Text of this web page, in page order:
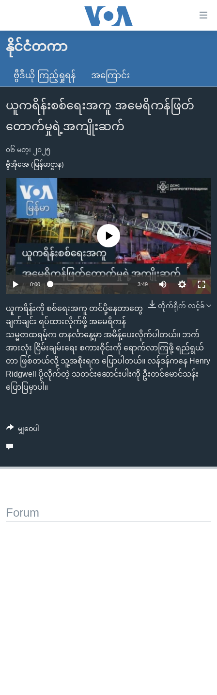
လွယ်ကူ
စေ
သည့်
များ
ပင်မ
သို့
ကျော်
ရန်
ပင်မ
အ
ညွန်း
စာမျက်နှာ
သို့
ကျော်
ကြည့်
ရှာဖွေ
ရန်
နေရာ
သို့
ကျော်
ရန်
မူလစာမျက်နှာ
မြန်မာ
ကမ္ဘာ့သတင်းများ
နိုင်ငံတကာ
အမေရိကန်
အစ္စရေး-ပါလက်စတိုင်း
ဗွီဒီယို
သတင်းလွတ်လပ်ခွင့်
ရပ်ဝန်းတခု လမ်းတခု အလွန်
အင်္ဂလိပ်စာလေ့လာမယ်
မကြေးမုံရဲ့ အင်္ဂလိပ်စာ
ရုပ်ရှင်ထဲက အင်္ဂလိပ်စာ
သုတပဒေသာ အင်္ဂလိပ်စာ
ရေဒီယို
ရေဒီယိုနှင့်ရုပ်သံ အချက်အလက်များ
ရေဒီယို/တီဗွီအစီအစဉ်
Learning English
ဗွီအိုအေ လူမှုကွန်ယက်များ
ဘာသာစကားများ
နိုင်ငံတကာ
ဗွီဒီယို ကြည့်ရှုရန် အကြောင်း
ယူကရိန်းစစ်ရေးအကူ အမေရိကန်ဖြတ်
တောက်မှုရဲ့အကျိုးဆက်
၀၆ မတ္၊ ၂၀၂၅
ဗွီအိုအေ (မြန်မာဌာန)
Auto 240p 360p 480p
720p 1080p
No media source currently available
0:00 3:49 Auto
240p
480p
720p
1080p
တိုက်ရိုက် လင့်ခ်
ယူကရိန်းကို စစ်ရေးအကူ တင်ပို့နေတာတွေ
ချက်ချင်း ရပ်ထားလိုက်ဖို့ အမေရိကန်
သမ္မတထရမ့်က တနင်္လာနေ့မှာ အမိန့်ပေးလိုက်ပါတယ်။ ဘက်
အားလုံး ငြိမ်းချမ်းရေး စကားဝိုင်းကို ရောက်လာကြဖို့ ရည်ရွယ်
တာ ဖြစ်တယ်လို့ သူ့အစိုးရက ပြောပါတယ်။ လန်ဒန်ကနေ Henry
Ridgwell ပို့လိုက်တဲ့ သတင်းဆောင်းပါးကို ဦးတင်မောင်သန်း
ပြောပြမှာပါ။
မျှဝေပါ
Forum